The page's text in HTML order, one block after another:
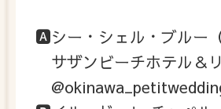
🅰️シー・シェル・ブルー（
サザンビーチホテル＆